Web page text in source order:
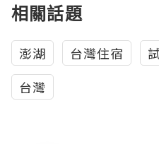
相關話題
澎湖 台灣住宿
台灣